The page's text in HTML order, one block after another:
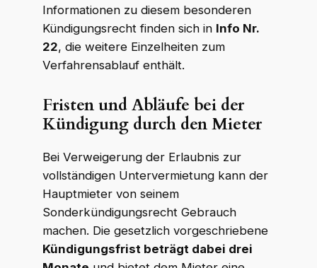
Informationen zu diesem besonderen
Kündigungsrecht finden sich in Info Nr.
22, die weitere Einzelheiten zum
Verfahrensablauf enthält.
Fristen und Abläufe bei der
Kündigung durch den Mieter
Bei Verweigerung der Erlaubnis zur
vollständigen Untervermietung kann der
Hauptmieter von seinem
Sonderkündigungsrecht Gebrauch
machen. Die gesetzlich vorgeschriebene
Kündigungsfrist beträgt dabei drei